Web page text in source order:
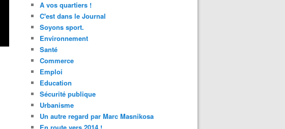
A vos quartiers !
C'est dans le Journal
Soyons sport.
Environnement
Santé
Commerce
Emploi
Education
Sécurité publique
Urbanisme
Un autre regard par Marc Masnikosa